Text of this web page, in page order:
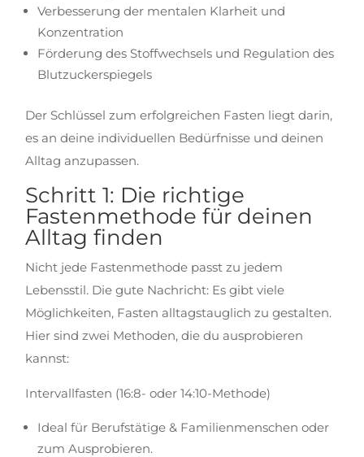
Verbesserung der mentalen Klarheit und
Konzentration
Förderung des Stoffwechsels und Regulation des
Blutzuckerspiegels
Der Schlüssel zum erfolgreichen Fasten liegt darin,
es an deine individuellen Bedürfnisse und deinen
Alltag anzupassen.
Schritt 1: Die richtige
Fastenmethode für deinen
Alltag finden
Nicht jede Fastenmethode passt zu jedem
Lebensstil. Die gute Nachricht: Es gibt viele
Möglichkeiten, Fasten alltagstauglich zu gestalten.
Hier sind zwei Methoden, die du ausprobieren
kannst:
Intervallfasten (16:8- oder 14:10-Methode)
Ideal für Berufstätige & Familienmenschen oder
zum Ausprobieren.